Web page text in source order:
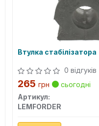
Втулка стабілізатора
0 відгуків
265 грн
сьогодні
Артикул:
LEMFORDER